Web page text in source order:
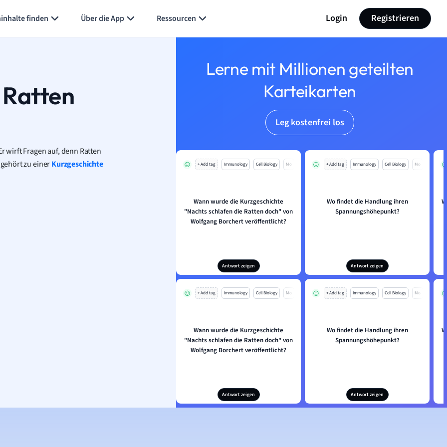
finden Über die App Ressourcen Login Registrieren
wirft Fragen auf, denn Ratten
zu einerKurzgeschichte
Lerne mit Millionen geteilten
Karteikarten
Leg kostenfrei los
+ Add tag Immunology Cell Biology Mo
Wann wurde die Kurzgeschichte
"Nachts schlafen die Ratten doch" von
Wolfgang Borchert veröffentlicht?
Antwort zeigen
+ Add tag Immunology Cell Biology Mo
Wo findet die Handlung ihren
Spannungshöhepunkt?
Antwort zeigen
+ Add tag Immunology Cell Biology Mo
Wann wurde die Kurzgeschichte
"Nachts schlafen die Ratten doch" von
Wolfgang Borchert veröffentlicht?
Antwort zeigen
+ Add tag Immunology Cell Biology Mo
Wo findet die Handlung ihren
Spannungshöhepunkt?
Antwort zeigen